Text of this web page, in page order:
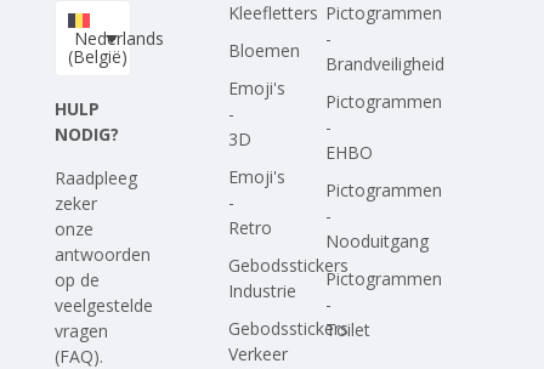
Upload je eigen ontwerp
Corona Covid-19
Nederlands
(België)
HULP
NODIG?
Raadpleeg
zeker
onze
antwoorden
op de
veelgestelde
vragen
(FAQ).
Kleefletters
Bloemen
Emoji's
-
3D
Emoji's
-
Retro
Gebodsstickers
Industrie
Gebodsstickers
Verkeer
Pictogrammen
-
Brandveiligheid
Pictogrammen
-
EHBO
Pictogrammen
-
Nooduitgang
Pictogrammen
-
Toilet